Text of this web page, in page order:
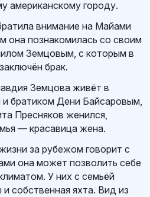
американскому городу.
внимание на Майами
она познакомилась со своим
Земцовым, с которым в
брак.
Земцова живёт в
братиком Дени Байсаровым,
Пресняков женился,
— красавица жена.
за рубежом говорит с
она может позволить себе
У них с семьёй
собственная яхта. Вид из